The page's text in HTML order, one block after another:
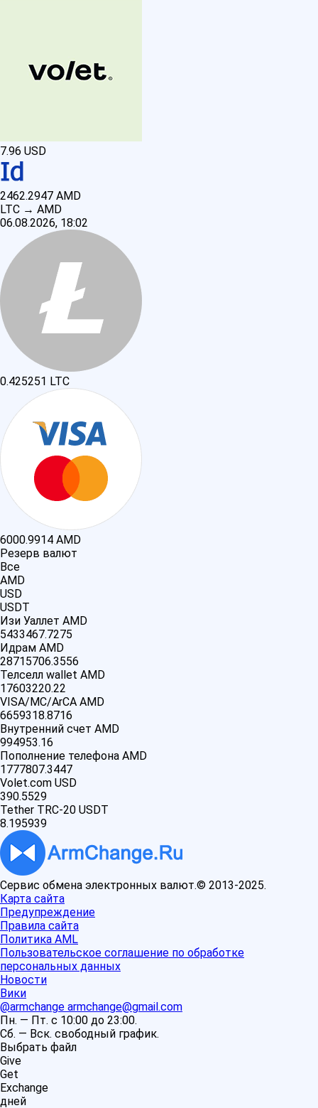
7.96 USD
2462.2947 AMD
LTC → AMD
06.08.2026, 18:02
0.425251 LTC
6000.9914 AMD
Резерв валют
Все
AMD
USD
USDT
Изи Уаллет AMD
5433467.7275
Идрам AMD
28715706.3556
Телселл wallet AMD
17603220.22
VISA/MC/ArCA AMD
6659318.8716
Внутренний счет AMD
994953.16
Пополнение телефона AMD
1777807.3447
Volet.com USD
390.5529
Tether TRC-20 USDT
8.195939
Сервис обмена электронных валют.© 2013-2025.
Карта сайта
Предупреждение
Правила сайта
Политика AML
Пользовательское соглашение по обработке
персональных данных
Новости
Вики
@armchange armchange@gmail.com
Пн. — Пт. с 10:00 до 23:00.
Сб. — Вск. свободный график.
Выбрать файл
Give
Get
Exchange
дней